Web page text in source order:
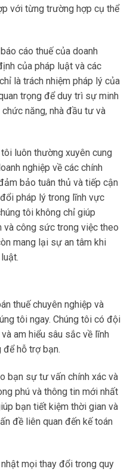
với từng trường hợp cụ thể
cáo thuế của doanh
của pháp luật và các
là trách nhiệm pháp lý của
trọng để duy trì sự minh
năng, nhà đầu tư và
luôn thường xuyên cung
nghiệp về các chính
bảo tuân thủ và tiếp cận
pháp lý trong lĩnh vực
tôi không chỉ giúp
và công sức trong việc theo
mang lại sự an tâm khi
thuế chuyên nghiệp và
tôi ngay. Chúng tôi có đội
am hiểu sâu sắc về lĩnh
để hỗ trợ bạn.
bạn sự tư vấn chính xác và
phú và thông tin mới nhất
bạn tiết kiệm thời gian và
đề liên quan đến kế toán
mọi thay đổi trong quy